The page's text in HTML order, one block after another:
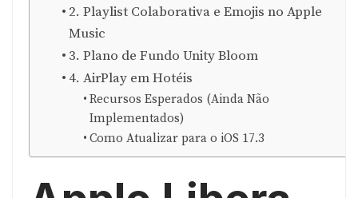
2. Playlist Colaborativa e Emojis no Apple
Music
3. Plano de Fundo Unity Bloom
4. AirPlay em Hotéis
Recursos Esperados (Ainda Não
Implementados)
Como Atualizar para o iOS 17.3